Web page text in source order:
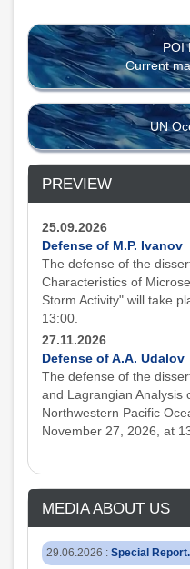
POI
Current
UN
PREVIEW
25.09.2026
Defense of M.P. Ivanov
The defense of the
Characteristics of
Storm Activity" will take
13:00.
27.11.2026
Defense of A.A. Udalov
The defense of the
and Lagrangian Analysis
Northwestern Pacific
November 27, 2026, at
MEDIA ABOUT US
29.06.2026 : Special